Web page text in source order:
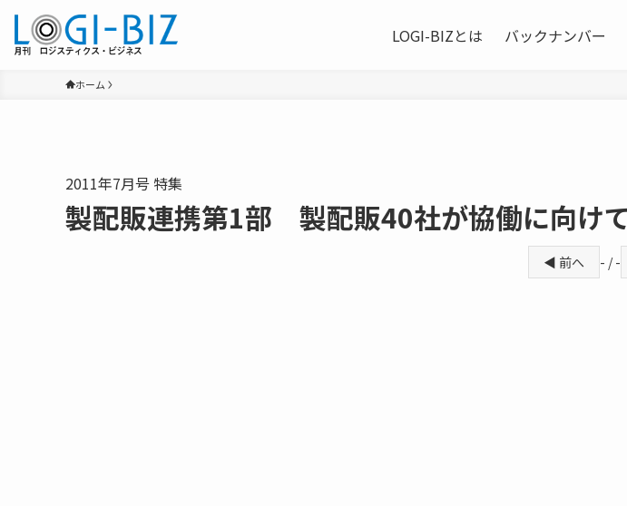
LOGI-BIZとは バックナンバー
ホーム
2011年7月号 特集
製配販連携第1部 製配販40社が協働に向け
◀ 前へ - / -